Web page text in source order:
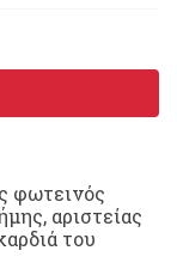
φωτεινός
αριστείας
του